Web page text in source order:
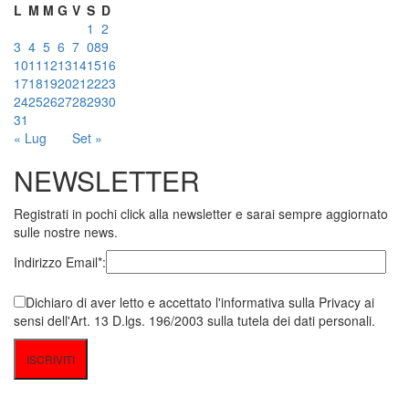
L M M G V S D
« Lug Set »
1 2
3 4 5 6 7 089
1011 1213141516
17181920212223
24252627282930
31
NEWSLETTER
Registrati in pochi click alla newsletter e sarai sempre aggiornato
sulle nostre news.
Indirizzo Email*:
Dichiaro di aver letto e accettato l'informativa sulla Privacy ai
sensi dell'Art. 13 D.lgs. 196/2003 sulla tutela dei dati personali.